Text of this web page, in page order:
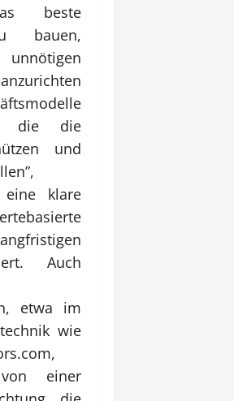
beste
bauen,
die die
und
klare
Auch
etwa im
wie
,
einer